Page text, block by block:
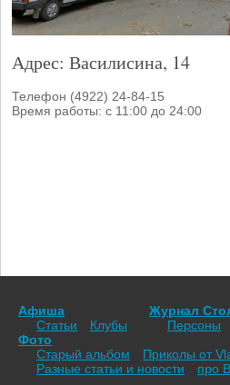
Адрес: Василисина, 14
Телефон (4922) 24-84-15
Время работы: с 11:00 до 24:00
Афиша
Статьи
Клубы
Журнал
Персоны
Фото
Старый альбом
Приколы от
Разные статьи и новости
про